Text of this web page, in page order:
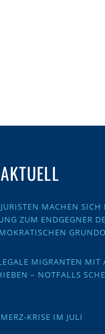
MACHEN
ZUM ENDGEGNER
MIGRANTEN MIT
– NOTFALLS
KRISE IM JULI